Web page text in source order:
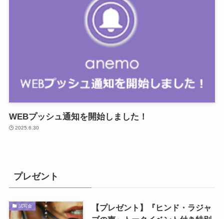
WEBプッシュ通知を開始しました！
2025.6.30
プレゼント
試写会
【プレゼント】『ヒンド・ラジャ